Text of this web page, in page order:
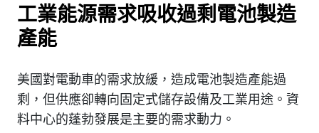
工業能源需求吸收過剩電池製造
產能
美國對電動車的需求放緩，造成電池製造產能過
剩，但供應卻轉向固定式儲存設備及工業用途。資
料中心的蓬勃發展是主要的需求動力。